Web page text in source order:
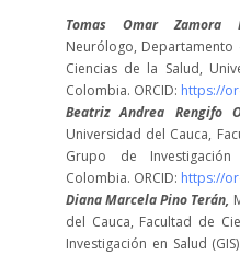
Tomas Omar Zamora
Neurólogo, Departamento
Ciencias de la Salud,
Colombia. ORCID: https://
Beatriz Andrea Rengifo
Universidad del Cauca,
Grupo de
Colombia. ORCID: https://
Diana Marcela Pino Terán,
del Cauca, Facultad de
Investigación en Salud